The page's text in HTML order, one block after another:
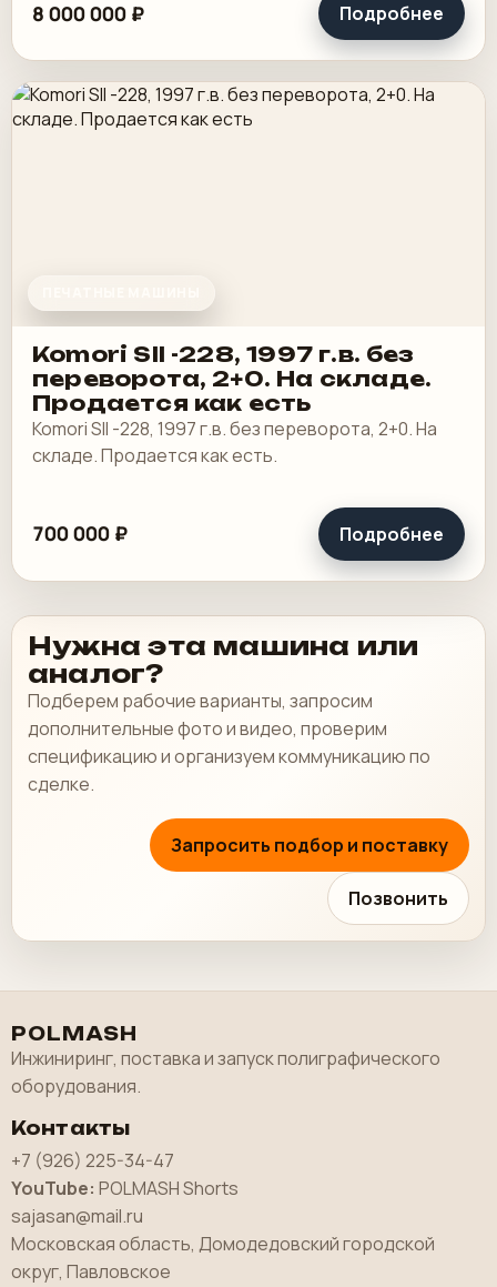
8 000 000 ₽ Подробнее
Komori SII -228, 1997 г.в. без
переворота, 2+0. На складе.
Продается как есть
Komori SII -228, 1997 г.в. без переворота, 2+0. На
складе. Продается как есть.
700 000 ₽ Подробнее
Нужна эта машина или
аналог?
Подберем рабочие варианты, запросим
дополнительные фото и видео, проверим
спецификацию и организуем коммуникацию по
сделке.
Запросить подбор и поставку
Позвонить
POLMASH
Инжиниринг, поставка и запуск полиграфического
оборудования.
Контакты
+7 (926) 225-34-47
YouTube: POLMASH Shorts
sajasan@mail.ru
Московская область, Домодедовский городской
округ, Павловское